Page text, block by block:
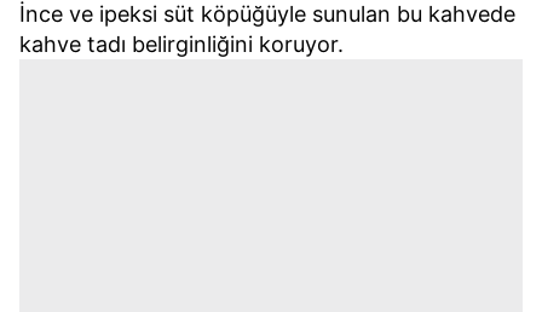
İnce ve ipeksi süt köpüğüyle sunulan bu kahvede
kahve tadı belirginliğini koruyor.